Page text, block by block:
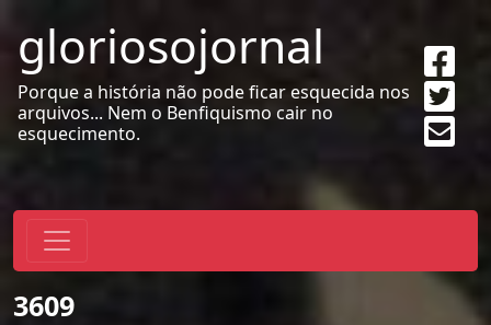
gloriosojornal
Porque a história não pode ficar esquecida nos
arquivos... Nem o Benfiquismo cair no
esquecimento.
on
3609